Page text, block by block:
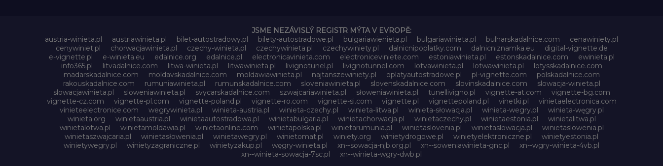
JSME NEZÁVISLÝ REGISTR MÝTA V EVROPĚ:
austria-winieta.pl
austriawinieta.pl bilet-autostradowy.pl bilety-autostradowe.pl bulgariawienieta.pl bulgariawinieta.pl bulharskadalnice.com
cenawiniety.pl
cenywiniet.pl
chorwacjawinieta.pl czechy-winieta.pl czechywinieta.pl czechywiniety.pl dalnicnipoplatky.com dalnicniznamka.eu
digital-vignette.de
e-vignette.pl
e-winieta.eu edalnice.org edalnice.pl electronicavinieta.com electroniceviniete.com estoniawinieta.pl estonskadalnice.com
ewinieta.pl
info365.pl
litvadalnice.com litwa-winieta.pl litwawinieta.pl livignotunel.pl livignotunnel.com lotvawinieta.pl lotwawinieta.pl
lotysskadalnice.com
madarskadalnice.com
moldavskadalnice.com moldawiawinieta.pl najtanszewiniety.pl oplatyautostradowe.pl pl-vignette.com
polskadalnice.com
rakouskadalnice.com
rumuniawinieta.pl rumunskadalnice.com sloveniawinieta.pl slovenskadalnice.com slovinskadalnice.com
slowacja-winieta.pl
slowacjawinieta.pl
sloweniawinieta.pl svycarskadalnice.com szwajcariawinieta.pl słoweniawinieta.pl tunellivigno.pl vignette-at.com
vignette-bg.com
vignette-cz.com
vignette-pl.com vignette-poland.pl vignette-ro.com vignette-si.com vignette.pl vignettepoland.pl vinetki.pl
vinietaelectronica.com
vinieteelectronice.com
wegrywinieta.pl winieta-austria.pl winieta-czechy.pl winieta-litwa.pl winieta-słowacja.pl winieta-wegry.pl
winieta-węgry.pl
winieta.org
winietaaustria.pl winietaautostradowa.pl winietabulgaria.pl winietachorwacja.pl winietaczechy.pl winietaestonia.pl
winietalitwa.pl
winietalotwa.pl
winietamoldawia.pl winietaonline.com winietapolska.pl winietarumunia.pl winietaslovenia.pl winietaslowacja.pl
winietaslowenia.pl
winietaszwajcaria.pl
winietasłowenia.pl winietawegry.pl winietomat.pl winiety.org winietydrogowe.pl winietyelektroniczne.pl
winietyestonia.pl
winietywegry.pl
winietyzagraniczne.pl winietyzakup.pl węgry-winieta.pl xn--sowacja-njb.org.pl xn--soweniawinieta-gnc.pl
xn--wgry-winieta-4vb.pl
xn--winieta-sowacja-7sc.pl
xn--winieta-wgry-dwb.pl